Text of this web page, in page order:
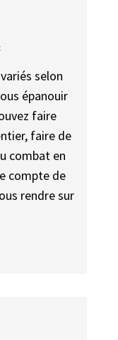
selon
épanouir
faire
faire de
combat en
compte de
rendre sur